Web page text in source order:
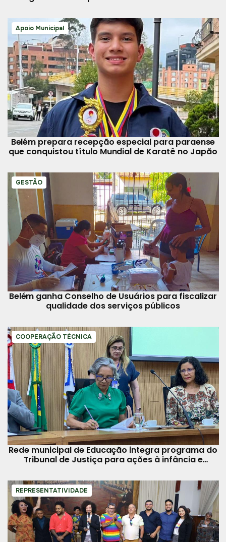
Apoio Municipal
Belém prepara recepção especial para paraense
que conquistou título Mundial de Karatê no Japão
GESTÃO
Belém ganha Conselho de Usuários para fiscalizar
qualidade dos serviços públicos
COOPERAÇÃO TÉCNICA
Rede municipal de Educação integra programa do
Tribunal de Justiça para ações à infância e
REPRESENTATIVIDADE